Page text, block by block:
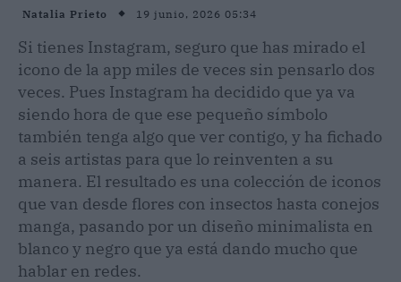
Natalia Prieto 19 junio, 2026 05:34
Si tienes Instagram, seguro que has mirado el
icono de la app miles de veces sin pensarlo dos
veces. Pues Instagram ha decidido que ya va
siendo hora de que ese pequeño símbolo
también tenga algo que ver contigo, y ha fichado
a seis artistas para que lo reinventen a su
manera. El resultado es una colección de iconos
que van desde flores con insectos hasta conejos
manga, pasando por un diseño minimalista en
blanco y negro que ya está dando mucho que
hablar en redes.